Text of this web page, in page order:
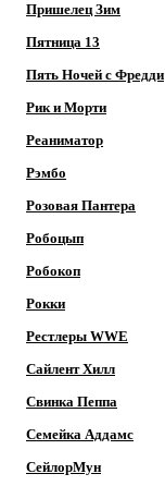
Пришелец Зим
Пятница 13
Пять Ночей с Фредди
Рик и Морти
Реаниматор
Рэмбо
Розовая Пантера
Робоцып
Робокоп
Рокки
Рестлеры WWE
Сайлент Хилл
Свинка Пеппа
Семейка Аддамс
СейлорМун